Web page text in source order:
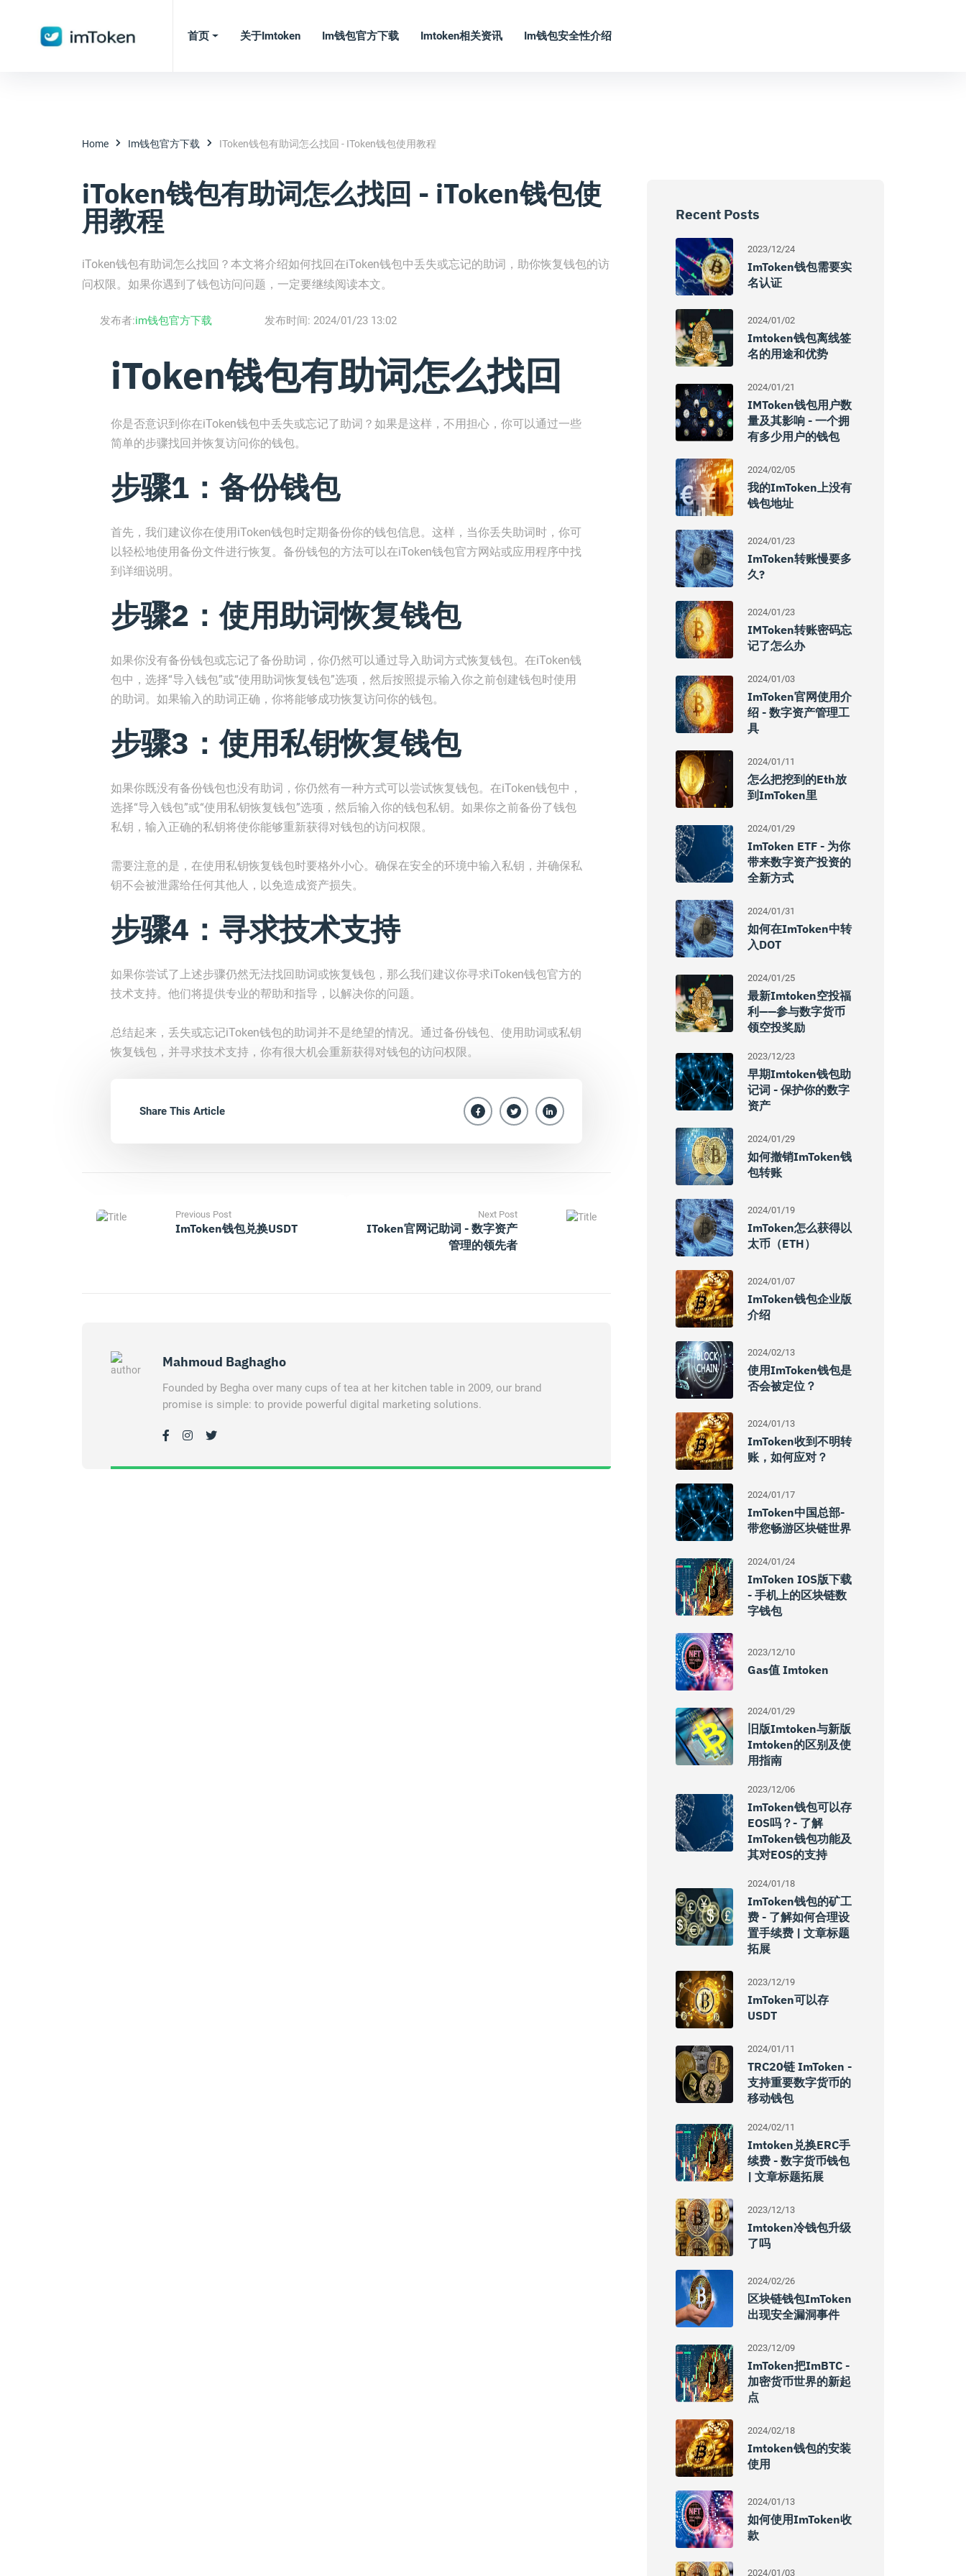
首页 关于imtoken Im钱包官方下载 Imtoken相关资讯 Im钱包安全性介绍
Home Im钱包官方下载 IToken钱包有助词怎么找回 - IToken钱包使用教程
iToken钱包有助词怎么找回 - iToken钱包使
用教程
iToken钱包有助词怎么找回？本文将介绍如何找回在iToken钱包中丢失或忘记的助词，助你恢复钱包的访
问权限。如果你遇到了钱包访问问题，一定要继续阅读本文。
发布者:im钱包官方下载 发布时间: 2024/01/23 13:02
iToken钱包有助词怎么找回
你是否意识到你在iToken钱包中丢失或忘记了助词？如果是这样，不用担心，你可以通过一些
简单的步骤找回并恢复访问你的钱包。
步骤1：备份钱包
首先，我们建议你在使用iToken钱包时定期备份你的钱包信息。这样，当你丢失助词时，你可
以轻松地使用备份文件进行恢复。备份钱包的方法可以在iToken钱包官方网站或应用程序中找
到详细说明。
步骤2：使用助词恢复钱包
如果你没有备份钱包或忘记了备份助词，你仍然可以通过导入助词方式恢复钱包。在iToken钱
包中，选择“导入钱包”或“使用助词恢复钱包”选项，然后按照提示输入你之前创建钱包时使用
的助词。如果输入的助词正确，你将能够成功恢复访问你的钱包。
步骤3：使用私钥恢复钱包
如果你既没有备份钱包也没有助词，你仍然有一种方式可以尝试恢复钱包。在iToken钱包中，
选择“导入钱包”或“使用私钥恢复钱包”选项，然后输入你的钱包私钥。如果你之前备份了钱包
私钥，输入正确的私钥将使你能够重新获得对钱包的访问权限。
需要注意的是，在使用私钥恢复钱包时要格外小心。确保在安全的环境中输入私钥，并确保私
钥不会被泄露给任何其他人，以免造成资产损失。
步骤4：寻求技术支持
如果你尝试了上述步骤仍然无法找回助词或恢复钱包，那么我们建议你寻求iToken钱包官方的
技术支持。他们将提供专业的帮助和指导，以解决你的问题。
总结起来，丢失或忘记iToken钱包的助词并不是绝望的情况。通过备份钱包、使用助词或私钥
恢复钱包，并寻求技术支持，你有很大机会重新获得对钱包的访问权限。
Share This Article
Previous Post
ImToken钱包兑换USDT
Next Post
IToken官网记助词 - 数字资产
管理的领先者
Mahmoud Baghagho
Founded by Begha over many cups of tea at her kitchen table in 2009, our brand
promise is simple: to provide powerful digital marketing solutions.
Recent Posts
2023/12/24
ImToken钱包需要实
名认证
2024/01/02
Imtoken钱包离线签
名的用途和优势
2024/01/21
IMToken钱包用户数
量及其影响 - 一个拥
有多少用户的钱包
2024/02/05
我的imToken上没有
钱包地址
2024/01/23
ImToken转账慢要多
久?
2024/01/23
IMToken转账密码忘
记了怎么办
2024/01/03
ImToken官网使用介
绍 - 数字资产管理工
具
2024/01/11
怎么把挖到的eth放
到imToken里
2024/01/29
ImToken ETF - 为你
带来数字资产投资的
全新方式
2024/01/31
如何在imToken中转
入DOT
2024/01/25
最新imtoken空投福
利——参与数字货币
领空投奖励
2023/12/23
早期imtoken钱包助
记词 - 保护你的数字
资产
2024/01/29
如何撤销imToken钱
包转账
2024/01/19
ImToken怎么获得以
太币（ETH）
2024/01/07
ImToken钱包企业版
介绍
2024/02/13
使用imToken钱包是
否会被定位？
2024/01/13
ImToken收到不明转
账，如何应对？
2024/01/17
ImToken中国总部-
带您畅游区块链世界
2024/01/24
ImToken IOS版下载
- 手机上的区块链数
字钱包
2023/12/10
Gas值 Imtoken
2024/01/29
旧版imtoken与新版
Imtoken的区别及使
用指南
2023/12/06
ImToken钱包可以存
EOS吗？- 了解
ImToken钱包功能及
其对EOS的支持
2024/01/18
ImToken钱包的矿工
费 - 了解如何合理设
置手续费 | 文章标题
拓展
2023/12/19
ImToken可以存
USDT
2024/01/11
TRC20链 ImToken -
支持重要数字货币的
移动钱包
2024/02/11
Imtoken兑换ERC手
续费 - 数字货币钱包
| 文章标题拓展
2023/12/13
Imtoken冷钱包升级
了吗
2024/02/26
区块链钱包imToken
出现安全漏洞事件
2023/12/09
ImToken把imBTC -
加密货币世界的新起
点
2024/02/18
Imtoken钱包的安装
使用
2024/01/13
如何使用imToken收
款
2024/01/03